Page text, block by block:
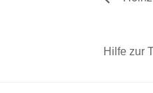
Hilfe zur